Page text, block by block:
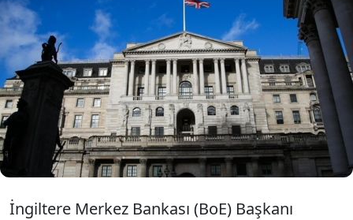
İngiltere Merkez Bankası Başkanı
Bailey "Piyasada bu yıl faiz indirim
beklentileri mantıksız değil" dedi.
İngiltere Merkez Bankası (BoE) Başkanı